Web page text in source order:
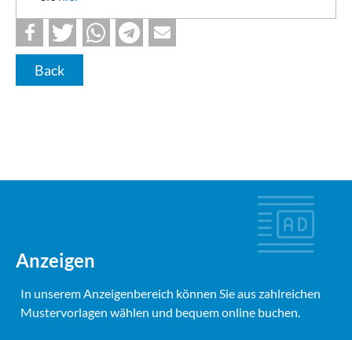
Back
Anzeigen
In unserem Anzeigenbereich können Sie aus zahlreichen
Mustervorlagen wählen und bequem online buchen.